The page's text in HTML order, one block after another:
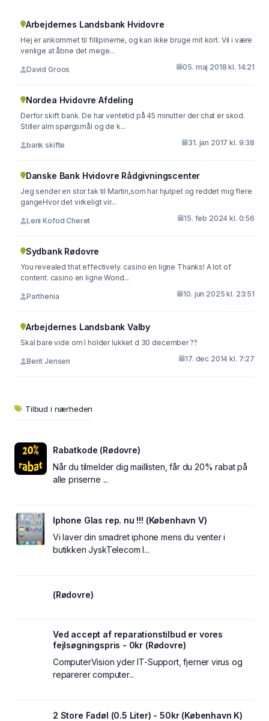
Arbejdernes Landsbank Hvidovre
Hej er ankommet til fillipinerne, og kan ikke bruge mit kort. Vil i være
venlige at åbne det mege...
David Groos 05. maj 2018 kl. 14:21
Nordea Hvidovre Afdeling
Derfor skift bank. De har ventetid på 45 minutter der chat er skod.
Stiller alm spørgsmål og de k...
bank skifte 31. jan 2017 kl. 9:38
Danske Bank Hvidovre Rådgivningscenter
Jeg sender en stor tak til Martin,som har hjulpet og reddet mig flere
gangeHvor det virkeligt vir...
Leni Kofod Cheret 15. feb 2024 kl. 0:56
Sydbank Rødovre
You revealed that effectively. casino en ligne Thanks! A lot of
content. casino en ligne Wond...
Parthenia 10. jun 2025 kl. 23:51
Arbejdernes Landsbank Valby
Skal bare vide om I holder lukket d 30 december ??
Berit Jensen 17. dec 2014 kl. 7:27
Tilbud i nærheden
Rabatkode (Rødovre)
Når du tilmelder dig maillisten, får du 20% rabat på
alle priserne ...
Iphone Glas rep. nu !!! (København V)
Vi laver din smadret iphone mens du venter i
butikken JyskTelecom I...
(Rødovre)
Ved accept af reparationstilbud er vores
fejlsøgningspris - 0kr (Rødovre)
ComputerVision yder IT-Support, fjerner virus og
reparerer computer...
2 Store Fadøl (0.5 Liter) - 50kr (København K)